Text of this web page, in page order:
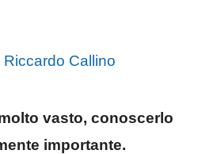
Riccardo Callino
vasto, conoscerlo
importante.